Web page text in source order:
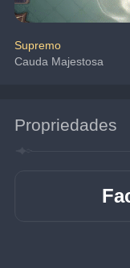
Supremo
Cauda Majestosa
Propriedades